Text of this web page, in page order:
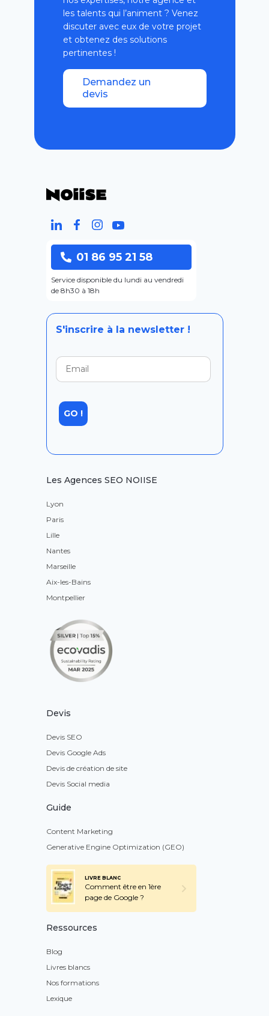
les talents qui l’animent ? Venez
discuter avec eux de votre projet
et obtenez des solutions
pertinentes !
Demandez un
devis
01 86 95 21 58
Service disponible du lundi au vendredi
de 8h30 à 18h
S'inscrire à la newsletter !
Les Agences SEO NOIISE
Lyon
Paris
Lille
Nantes
Marseille
Aix-les-Bains
Montpellier
Devis
Devis SEO
Devis Google Ads
Devis de création de site
Devis Social media
Guide
Content Marketing
Generative Engine Optimization (GEO)
LIVRE BLANC
Comment être en 1ère
page de Google ?
Ressources
Blog
Livres blancs
Nos formations
Lexique